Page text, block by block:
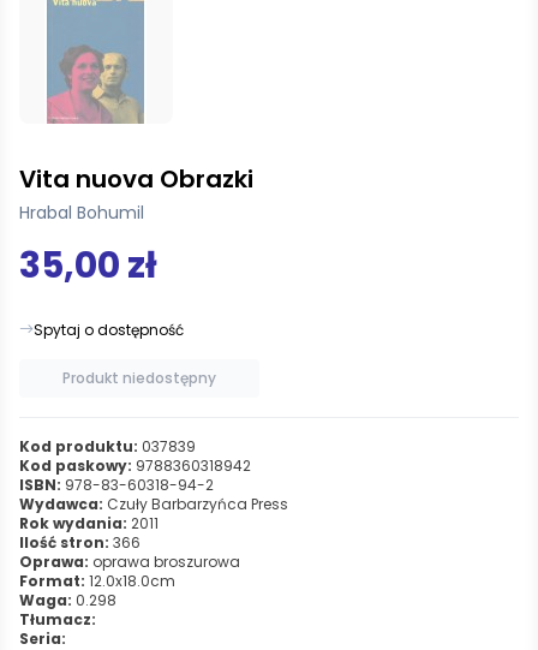
Vita nuova Obrazki
Hrabal Bohumil
35,00 zł
Spytaj o dostępność
Produkt niedostępny
Kod produktu: 037839
Kod paskowy: 9788360318942
ISBN: 978-83-60318-94-2
Wydawca: Czuły Barbarzyńca Press
Rok wydania: 2011
Ilość stron: 366
Oprawa: oprawa broszurowa
Format: 12.0x18.0cm
Waga: 0.298
Tłumacz:
Seria: